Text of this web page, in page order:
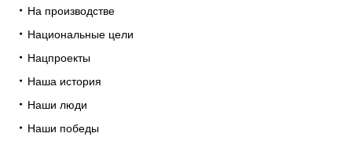
На производстве
Национальные цели
Нацпроекты
Наша история
Наши люди
Наши победы